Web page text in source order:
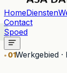
HomeDiensten
Contact
Spoed
01Werkgebied ·